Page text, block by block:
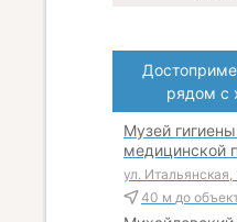
рядом с
Музей
медицинской
ул. Итальянская,
40 м до